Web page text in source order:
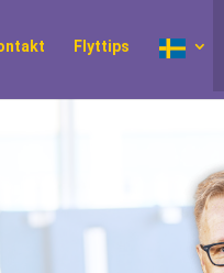
Flyttips